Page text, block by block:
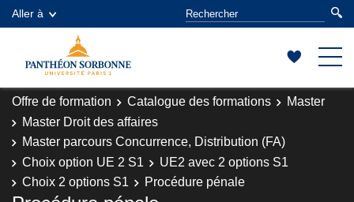
Aller à
Offre de formation Catalogue des formations
Master
Master Droit des affaires
Master parcours Concurrence, Distribution (FA)
Choix option UE 2 S1
UE2 avec 2 options S1
Choix 2 options S1
Procédure pénale